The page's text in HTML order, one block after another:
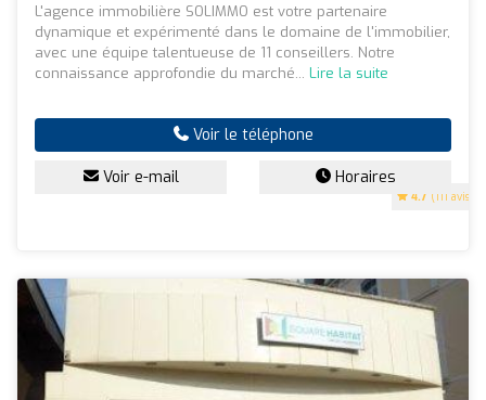
4.7 (111 avis)
L'agence immobilière SOLIMMO est votre partenaire
dynamique et expérimenté dans le domaine de l'immobilier,
avec une équipe talentueuse de 11 conseillers. Notre
connaissance approfondie du marché... Lire la suite
Voir le téléphone
Voir e-mail Horaires